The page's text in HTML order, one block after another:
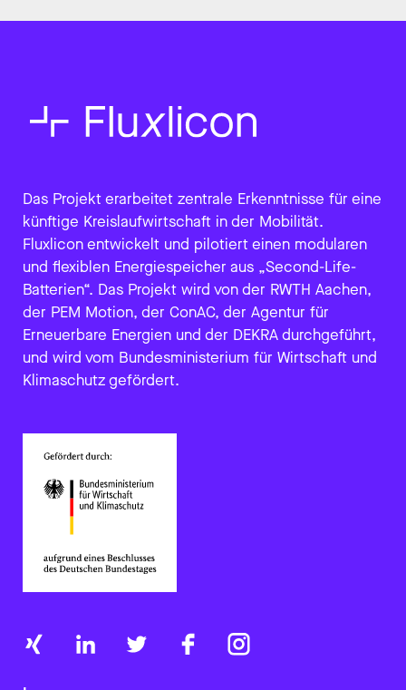
Das Projekt erarbeitet zentrale Erkenntnisse für eine
künftige Kreislaufwirtschaft in der Mobilität.
Fluxlicon entwickelt und pilotiert einen modularen
und flexiblen Energiespeicher aus „Second-Life-
Batterien“. Das Projekt wird von der RWTH Aachen,
der PEM Motion, der ConAC, der Agentur für
Erneuerbare Energien und der DEKRA durchgeführt,
und wird vom Bundesministerium für Wirtschaft und
Klimaschutz gefördert.